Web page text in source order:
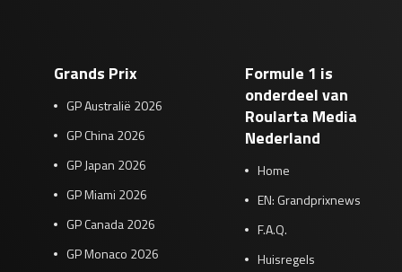
Grands Prix
GP Australië 2026
GP China 2026
GP Japan 2026
GP Miami 2026
GP Canada 2026
GP Monaco 2026
Formule 1 is
onderdeel van
Roularta Media
Nederland
Home
EN: Grandprixnews
F.A.Q.
Huisregels